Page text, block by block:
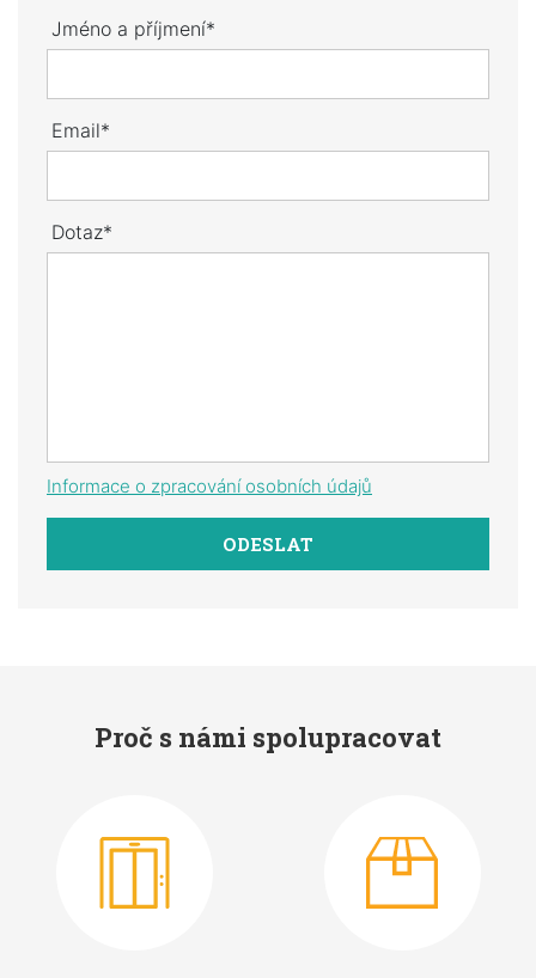
Jméno a příjmení*
Email*
Dotaz*
Informace o zpracování osobních údajů
Proč s námi spolupracovat